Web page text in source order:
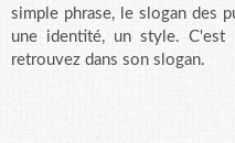
simple phrase, le slogan des
une identité, un style. C'est
retrouvez dans son slogan.